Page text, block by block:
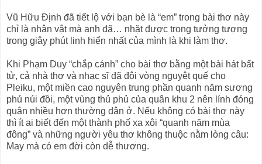
Vũ Hữu Định đã tiết lộ với bạn bè là “em” trong bài thơ này
chỉ là nhân vật mà anh đã… nhặt được trong tưởng tượng
trong giây phút linh hiển nhất của mình là khi làm thơ.
Khi Phạm Duy “chắp cánh” cho bài thơ bằng một bài hát bất
tử, cả nhà thơ và nhạc sĩ đã đội vòng nguyệt quế cho
Pleiku, một miền cao nguyên trung phần quanh năm sương
phủ núi đồi, một vùng thủ phủ của quân khu 2 nên lính đóng
quân nhiều hơn thường dân ở. Nếu không có bài thơ này
thì ít ai biết đến một thành phố xa xôi “quanh năm mùa
đông” và những người yêu thơ không thuộc nằm lòng câu:
May mà có em đời còn dễ thương.